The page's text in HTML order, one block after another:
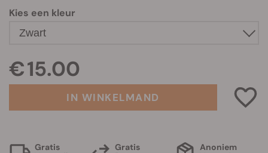
Kies een kleur
€ 15.00
IN WINKELMAND
Gratis
Gratis
Anoniem